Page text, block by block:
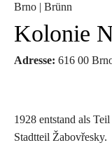
Brno | Brünn
Kolonie
Adresse: 616 00
1928 entstand als
Stadtteil Žabovřesky.